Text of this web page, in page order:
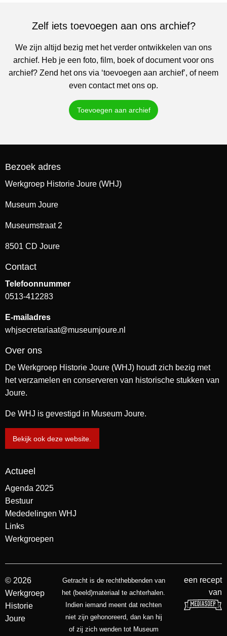
Zelf iets toevoegen aan ons archief?
We zijn altijd bezig met het verder ontwikkelen van ons
archief. Heb je een foto, film, boek of document voor ons
archief? Zend het ons via ‘toevoegen aan archief’, of neem
even contact met ons op.
Toevoegen aan archief
Bezoek adres
Werkgroep Historie Joure (WHJ)
Museum Joure
Museumstraat 2
8501 CD Joure
Contact
Telefoonnummer
0513-412283
E-mailadres
whjsecretariaat@museumjoure.nl
Over ons
De Werkgroep Historie Joure (WHJ) houdt zich bezig met
het verzamelen en conserveren van historische stukken van
Joure.
De WHJ is gevestigd in Museum Joure.
Bekijk ook deze website.
Actueel
Agenda 2025
Bestuur
Mededelingen WHJ
Links
Werkgroepen
© 2026
Werkgroep
Historie
Joure
Getracht is de rechthebbenden van
het (beeld)materiaal te achterhalen.
Indien iemand meent dat rechten
niet zijn gehonoreerd, dan kan hij
of zij zich wenden tot Museum
een recept
van